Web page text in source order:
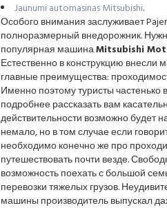
Jaunumi automasinas Mitsubishi.
Особого внимания заслуживает
полноразмерный внедорожник.
популярная машинаMitsubishi
Естественно в конструкцию
главные преимущества:
Именно поэтому туристы
подробнее рассказать вам
действительности возможно будет
немало, но в том случае если
необходимо конечно же про
путешествовать почти везде.
возможность поехать с большой
перевозки тяжелых грузов.
машины производитель выпускал